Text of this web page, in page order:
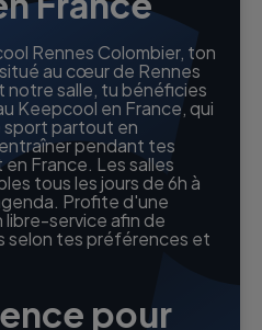
Rennes Colombier, ton
au cœur de Rennes
notre salle, tu bénéficies
Keepcool en France, qui
sport partout en
pendant tes
France. Les salles
tous les jours de 6h à
Profite d'une
service afin de
selon tes préférences et
pour